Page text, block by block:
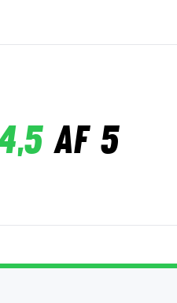
af 5